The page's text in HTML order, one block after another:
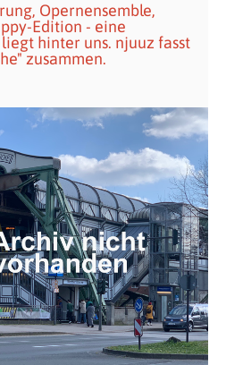
Opernensemble,
Edition - eine
hinter uns. njuuz fasst
zusammen.